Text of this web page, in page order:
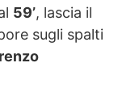
59’, lascia il
sugli spalti